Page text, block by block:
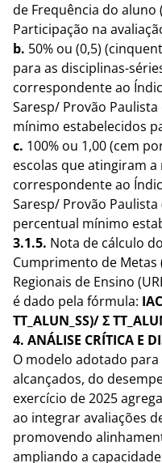
de Frequência do aluno
Participação na
b. 50% ou (0,5)
para as disciplinas-
correspondente ao
Saresp/ Provão
mínimo estabelecidos
c. 100% ou 1,00 (cem
escolas que atingiram
correspondente ao
Saresp/ Provão
percentual mínimo
3.1.5. Nota de cálculo
Cumprimento de Metas
Regionais de Ensino
é dado pela fórmula:
TT_ALUN_SS)/ Σ
4. ANÁLISE CRÍTICA E
O modelo adotado
alcançados, do
exercício de 2025
ao integrar avaliações
promovendo
ampliando a